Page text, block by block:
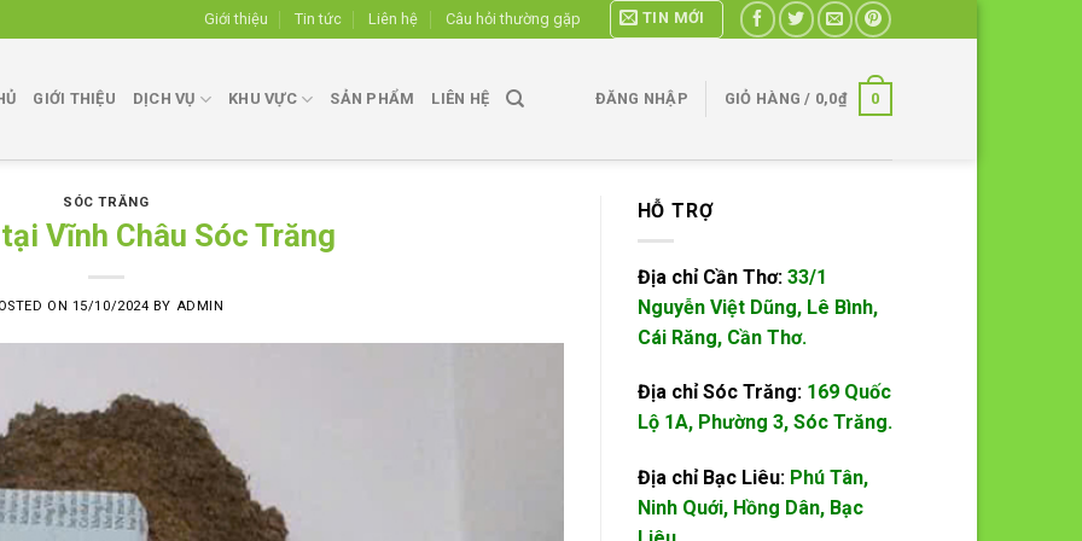
Giới thiệu Tin tức Liên hệ Câu hỏi thường gặp TIN MỚI
GIỚI THIỆU DỊCH VỤ KHU VỰC SẢN PHẨM LIÊN HỆ ĐĂNG NHẬP GIỎ HÀNG / 0,0₫ 0
SÓC TRĂNG
Vĩnh Châu Sóc Trăng
ON 15/10/2024 BY ADMIN
HỖ TRỢ
Địa chỉ Cần Thơ: 33/1
Nguyễn Việt Dũng, Lê Bình,
Cái Răng, Cần Thơ.
Địa chỉ Sóc Trăng: 169 Quốc
Lộ 1A, Phường 3, Sóc Trăng.
Địa chỉ Bạc Liêu: Phú Tân,
Ninh Quới, Hồng Dân, Bạc